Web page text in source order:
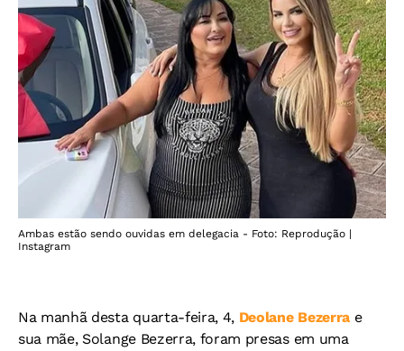
Ambas estão sendo ouvidas em delegacia - Foto: Reprodução |
Instagram
Na manhã desta quarta-feira, 4, Deolane Bezerrae
sua mãe, Solange Bezerra, foram presas em uma